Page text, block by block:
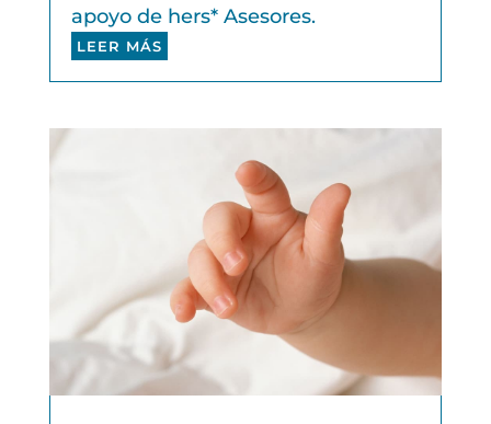
apoyo de hers* Asesores.
LEER MÁS